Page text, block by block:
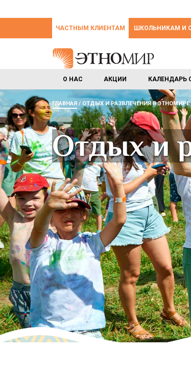
ЧАСТНЫМ КЛИЕНТАМ ШКОЛЬНИКАМ И
О НАС АКЦИИ КАЛЕНДАРЬ
ГЛАВНАЯ ОТДЫХ И РАЗВЛЕЧЕНИЯ В ЭТНОМИРЕ
Отдых и